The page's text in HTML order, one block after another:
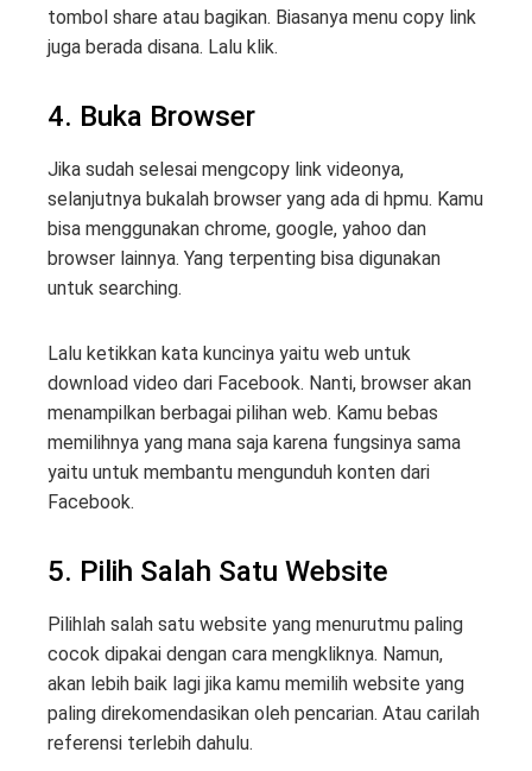
tombol share atau bagikan. Biasanya menu copy link
juga berada disana. Lalu klik.
4. Buka Browser
Jika sudah selesai mengcopy link videonya,
selanjutnya bukalah browser yang ada di hpmu. Kamu
bisa menggunakan chrome, google, yahoo dan
browser lainnya. Yang terpenting bisa digunakan
untuk searching.
Lalu ketikkan kata kuncinya yaitu web untuk
download video dari Facebook. Nanti, browser akan
menampilkan berbagai pilihan web. Kamu bebas
memilihnya yang mana saja karena fungsinya sama
yaitu untuk membantu mengunduh konten dari
Facebook.
5. Pilih Salah Satu Website
Pilihlah salah satu website yang menurutmu paling
cocok dipakai dengan cara mengkliknya. Namun,
akan lebih baik lagi jika kamu memilih website yang
paling direkomendasikan oleh pencarian. Atau carilah
referensi terlebih dahulu.